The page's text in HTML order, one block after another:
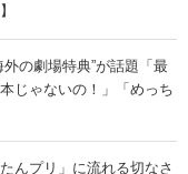
外の劇場特典”が話題「最
じゃないの！」「めっち
んプリ」に流れる切なさ